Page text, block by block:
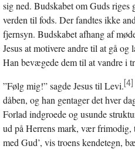
sig ned. Budskabet om Guds
verden til fods. Der fandtes ikke
fjernsyn. Budskabet afhang af
Jesus at motivere andre til at gå
Han bevægede dem til at vandre i
”Følg mig!” sagde Jesus til Levi.[4]
dåben, og han gentager det hver
Forlad indgroede og usunde
ud på Herrens mark, vær frimodig,
med Gud’, vis troens kendetegn,